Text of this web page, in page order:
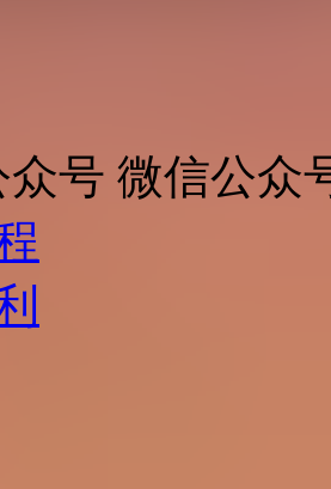
微信公众